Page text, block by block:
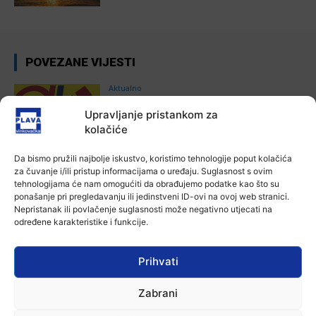
Upravljanje pristankom za
kolačiće
Da bismo pružili najbolje iskustvo, koristimo tehnologije poput kolačića
za čuvanje i/ili pristup informacijama o uređaju. Suglasnost s ovim
tehnologijama će nam omogućiti da obrađujemo podatke kao što su
ponašanje pri pregledavanju ili jedinstveni ID-ovi na ovoj web stranici.
Nepristanak ili povlačenje suglasnosti može negativno utjecati na
određene karakteristike i funkcije.
Prihvati
Zabrani
POVEZANE VIJESTI
Aktualno
stotu godišnjicu djelovanja
7 kolovoza, 2026
Aktualno
Za dva tjedna započinje još jedna
Divlja liga
7 kolovoza, 2026
Aktualno
U Županji održana Ljetna škola magije